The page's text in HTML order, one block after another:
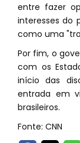
entre fazer
interesses do
como uma
Por fim, o
com os
início das
entrada em
brasileiros.
Fonte: CNN